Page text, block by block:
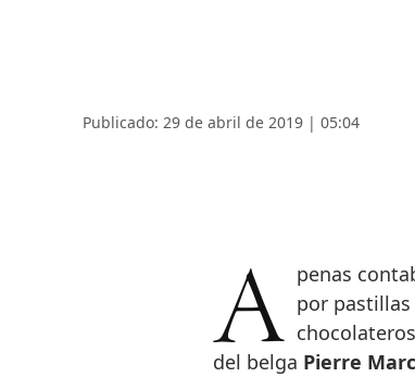
Publicado: 29 de abril de 2019 | 05:04
Apenas contaba diez años cuando comenzó a cambiar sus juguetes por
del belga Pierre